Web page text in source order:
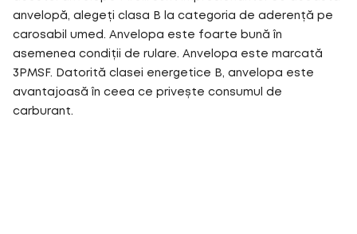
anvelopă, alegeți clasa B la categoria de aderență pe
carosabil umed. Anvelopa este foarte bună în
asemenea condiții de rulare. Anvelopa este marcată
3PMSF. Datorită clasei energetice B, anvelopa este
avantajoasă în ceea ce privește consumul de
carburant.